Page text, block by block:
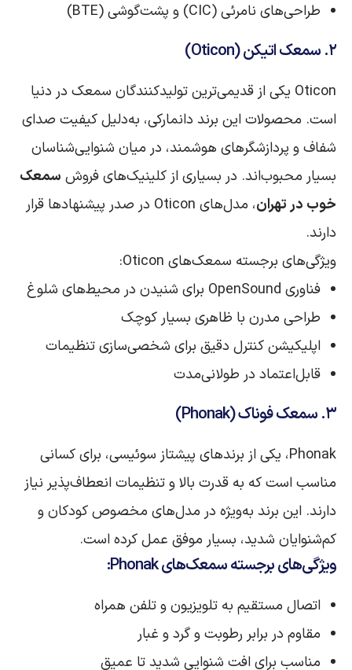
طراحی‌های نامرئی (CIC) و پشت‌گوشی (BTE)
۲. سمعک اتیکن (Oticon)
Oticon یکی از قدیمی‌ترین تولیدکنندگان سمعک در دنیا
است. محصولات این برند دانمارکی، به‌دلیل کیفیت صدای
شفاف و پردازشگرهای هوشمند، در میان شنوایی‌شناسان
بسیار محبوب‌اند. در بسیاری از کلینیک‌های فروش سمعک
خوب در تهران
، مدل‌های Oticon در صدر پیشنهادها قرار
دارند.
ویژگی‌های برجسته سمعک‌های Oticon:
فناوری OpenSound برای شنیدن در محیط‌های شلوغ
طراحی مدرن با ظاهری بسیار کوچک
اپلیکیشن کنترل دقیق برای شخصی‌سازی تنظیمات
قابل‌اعتماد در طولانی‌مدت
۳. سمعک فوناک (Phonak)
Phonak، یکی از برندهای پیشتاز سوئیسی، برای کسانی
مناسب است که به قدرت بالا و تنظیمات انعطاف‌پذیر نیاز
دارند. این برند به‌ویژه در مدل‌های مخصوص کودکان و
کم‌شنوایان شدید، بسیار موفق عمل کرده است.
ویژگی‌های برجسته سمعک‌های Phonak:
اتصال مستقیم به تلویزیون و تلفن همراه
مقاوم در برابر رطوبت و گرد و غبار
مناسب برای افت شنوایی شدید تا عمیق